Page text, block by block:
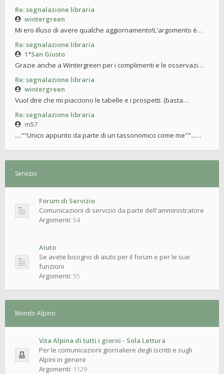
Re: segnalazione libraria
wintergreen
Mi ero illuso di avere qualche aggiornamento!L'argomento è…
Re: segnalazione libraria
1°San Giusto
Grazie anche a Wintergreen per i complimenti e le osservazi…
Re: segnalazione libraria
wintergreen
Vuol dire che mi piacciono le tabelle e i prospetti. (basta…
Re: segnalazione libraria
m57
....""Unico appunto da parte di un tassonomico come me""...…
Servizio
Forum di Servizio
Comunicazioni di servizio da parte dell'amministratore
Argomenti: 54
Aiuto
Se avete bisogno di aiuto per il forum e per le sue
funzioni
Argomenti: 55
Mondo Alpino
Vita Alpina di tutti i giorni - Sola Lettura
Per le comunicazioni giornaliere degli iscritti e sugli
Alpini in genere
Argomenti: 1129